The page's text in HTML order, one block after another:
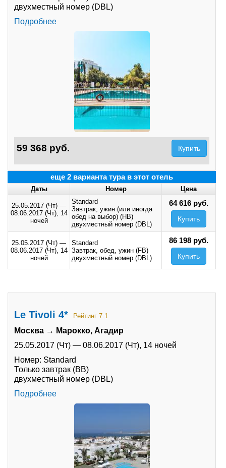
двухместный номер (DBL)
Подробнее
59 368 руб. Купить
еще 2 варианта тура в этот отель
Даты Номер Цена
25.05.2017 (Чт) —
08.06.2017 (Чт), 14
ночей
Standard
Завтрак, ужин (или иногда
обед на выбор) (HB)
двухместный номер (DBL)
64 616 руб.
Купить
25.05.2017 (Чт) —
08.06.2017 (Чт), 14
ночей
Standard
Завтрак, обед, ужин (FB)
двухместный номер (DBL)
86 198 руб.
Купить
Le Tivoli 4* Рейтинг 7.1
Москва → Марокко, Агадир
25.05.2017 (Чт) — 08.06.2017 (Чт), 14 ночей
Номер: Standard
Только завтрак (BB)
двухместный номер (DBL)
Подробнее